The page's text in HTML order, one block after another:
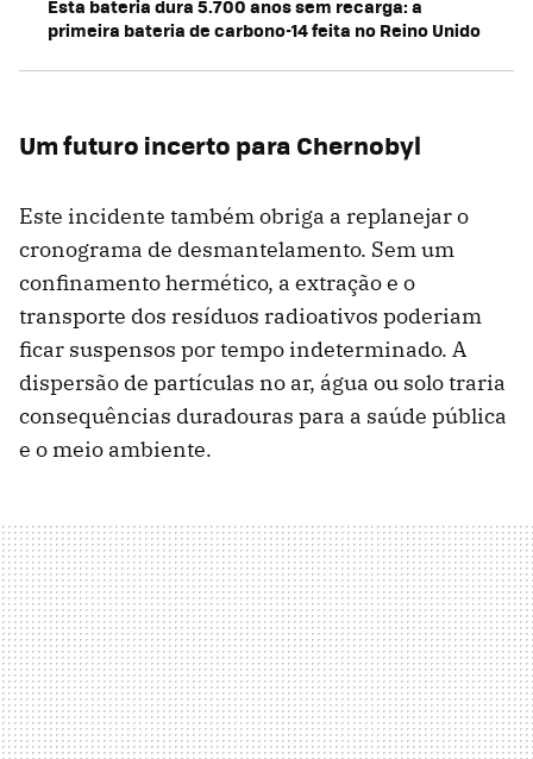
Esta bateria dura 5.700 anos sem recarga: a
primeira bateria de carbono-14 feita no Reino Unido
Um futuro incerto para Chernobyl
Este incidente também obriga a replanejar o
cronograma de desmantelamento. Sem um
confinamento hermético, a extração e o
transporte dos resíduos radioativos poderiam
ficar suspensos por tempo indeterminado. A
dispersão de partículas no ar, água ou solo traria
consequências duradouras para a saúde pública
e o meio ambiente.